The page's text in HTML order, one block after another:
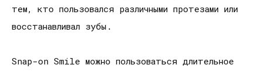
тем, кто пользовался различными протезами или
восстанавливал зубы.
Snap-on Smile можно пользоваться длительное